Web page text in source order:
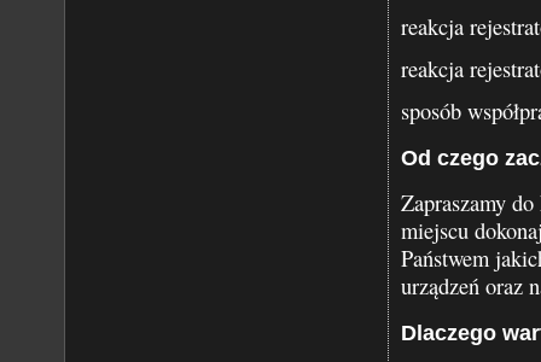
reakcja
reakcja
sposób
Od czego
Zapraszamy
miejscu
Państwem
urządzeń oraz
Dlaczego